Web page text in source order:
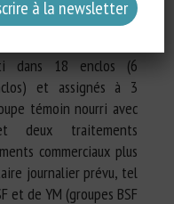
dans 18 enclos (6
et assignés à 3
témoin nourri avec
deux traitements
commerciaux plus
journalier prévu, tel
et de YM (groupes BSF